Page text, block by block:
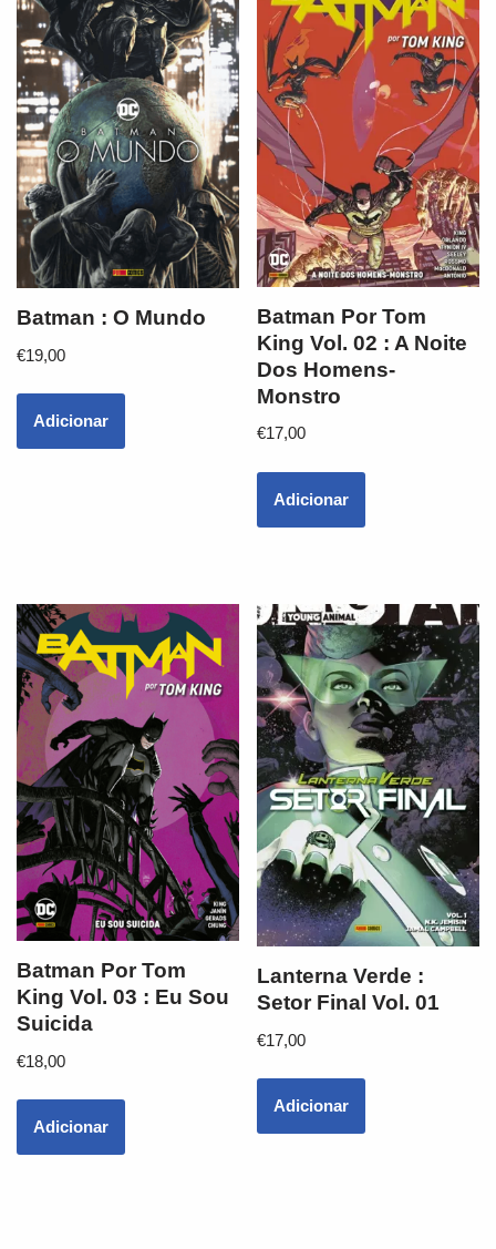
Batman : O Mundo
€19,00
Adicionar
Batman Por Tom
King Vol. 02 : A Noite
Dos Homens-
Monstro
€17,00
Adicionar
Batman Por Tom
King Vol. 03 : Eu Sou
Suicida
€18,00
Adicionar
Lanterna Verde :
Setor Final Vol. 01
€17,00
Adicionar